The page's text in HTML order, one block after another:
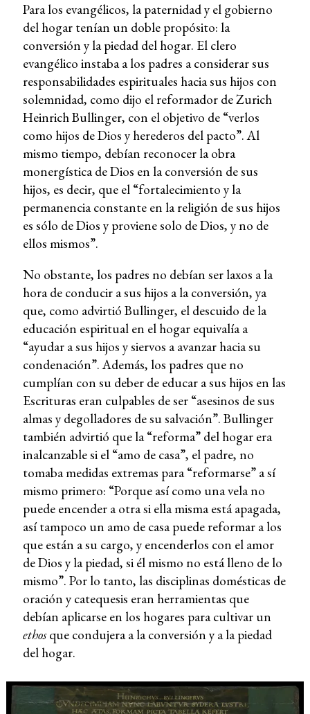
Para los evangélicos, la paternidad y el gobierno
del hogar tenían un doble propósito: la
conversión y la piedad del hogar. El clero
evangélico instaba a los padres a considerar sus
responsabilidades espirituales hacia sus hijos con
solemnidad, como dijo el reformador de Zurich
Heinrich Bullinger, con el objetivo de “verlos
como hijos de Dios y herederos del pacto”. Al
mismo tiempo, debían reconocer la obra
monergística de Dios en la conversión de sus
hijos, es decir, que el “fortalecimiento y la
permanencia constante en la religión de sus hijos
es sólo de Dios y proviene solo de Dios, y no de
ellos mismos”.
No obstante, los padres no debían ser laxos a la
hora de conducir a sus hijos a la conversión, ya
que, como advirtió Bullinger, el descuido de la
educación espiritual en el hogar equivalía a
“ayudar a sus hijos y siervos a avanzar hacia su
condenación”. Además, los padres que no
cumplían con su deber de educar a sus hijos en las
Escrituras eran culpables de ser “asesinos de sus
almas y degolladores de su salvación”. Bullinger
también advirtió que la “reforma” del hogar era
inalcanzable si el “amo de casa”, el padre, no
tomaba medidas extremas para “reformarse” a sí
mismo primero: “Porque así como una vela no
puede encender a otra si ella misma está apagada,
así tampoco un amo de casa puede reformar a los
que están a su cargo, y encenderlos con el amor
de Dios y la piedad, si él mismo no está lleno de lo
mismo”. Por lo tanto, las disciplinas domésticas de
oración y catequesis eran herramientas que
debían aplicarse en los hogares para cultivar un
ethosque condujera a la conversión y a la piedad
del hogar.